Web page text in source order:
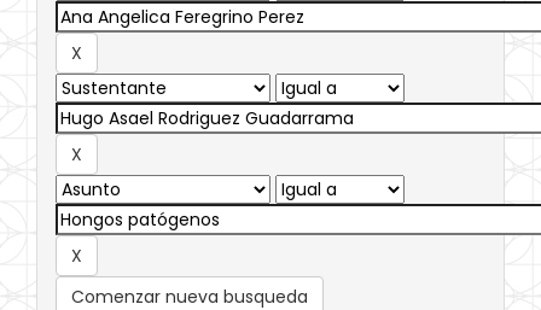
Comenzar nueva busqueda